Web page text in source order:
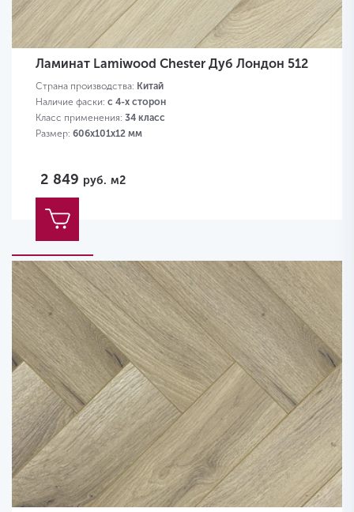
Ламинат Lamiwood Chester Дуб Лондон 512
Страна производства: Китай
Наличие фаски: с 4-х сторон
Класс применения: 34 класс
Размер: 606х101х12 мм
2 849 руб. м2